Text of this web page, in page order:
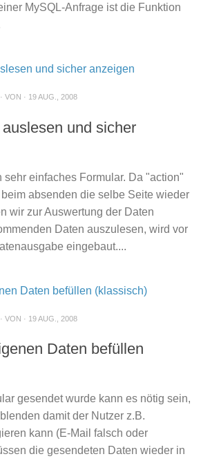
MySQL-Anfrage ist die Funktion
· VON · 19 AUG., 2008
und sicher
sehr einfaches Formular. Da "action"
absenden die selbe Seite wieder
wir zur Auswertung der Daten
Daten auszulesen, wird vor
eingebaut....
· VON · 19 AUG., 2008
Daten befüllen
gesendet wurde kann es nötig sein,
damit der Nutzer z.B.
kann (E-Mail falsch oder
die gesendeten Daten wieder in